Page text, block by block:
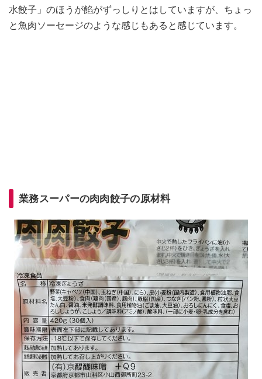
水餃子」のほうが餡がずっしりとはしていますが、ちょっ
と魚肉ソーセージのような感じもあると感じています。
業務スーパーの肉肉餃子の原材料